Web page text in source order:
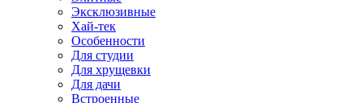
Эксклюзивные
Хай-тек
Особенности
Для студии
Для хрущевки
Для дачи
Встроенные